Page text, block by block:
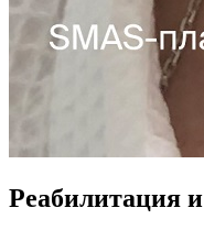
Реабилитация и